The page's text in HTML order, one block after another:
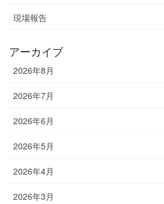
現場報告
アーカイブ
2026年8月
2026年7月
2026年6月
2026年5月
2026年4月
2026年3月